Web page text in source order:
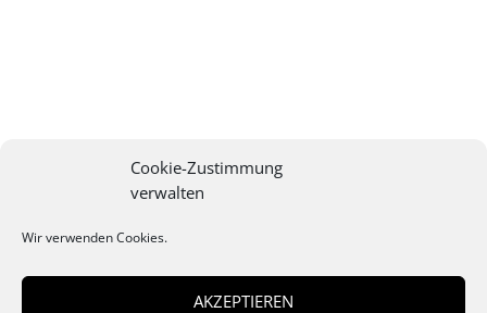
Cookie-Zustimmung
verwalten
Wir verwenden Cookies.
AKZEPTIEREN
A-1030 Wien, Traungasse 14-16